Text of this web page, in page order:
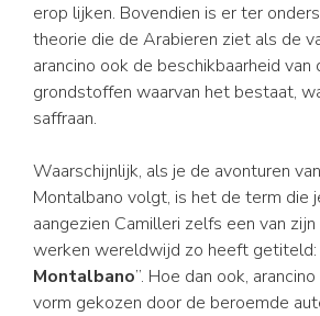
erop lijken. Bovendien is er ter
theorie die de Arabieren ziet als de
arancino ook de beschikbaarheid
grondstoffen waarvan het bestaat,
saffraan.
Waarschijnlijk, als je de avonturen
Montalbano volgt, is het de term die
aangezien Camilleri zelfs een van
werken wereldwijd zo heeft getiteld:
Montalbano”. Hoe dan ook,
vorm gekozen door de beroemde